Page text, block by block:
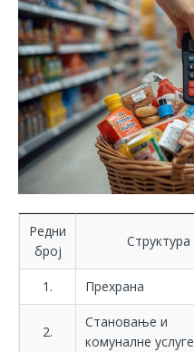
Редни
број
Структура
1. Прехрана
2.
Становање и
комуналне услуге